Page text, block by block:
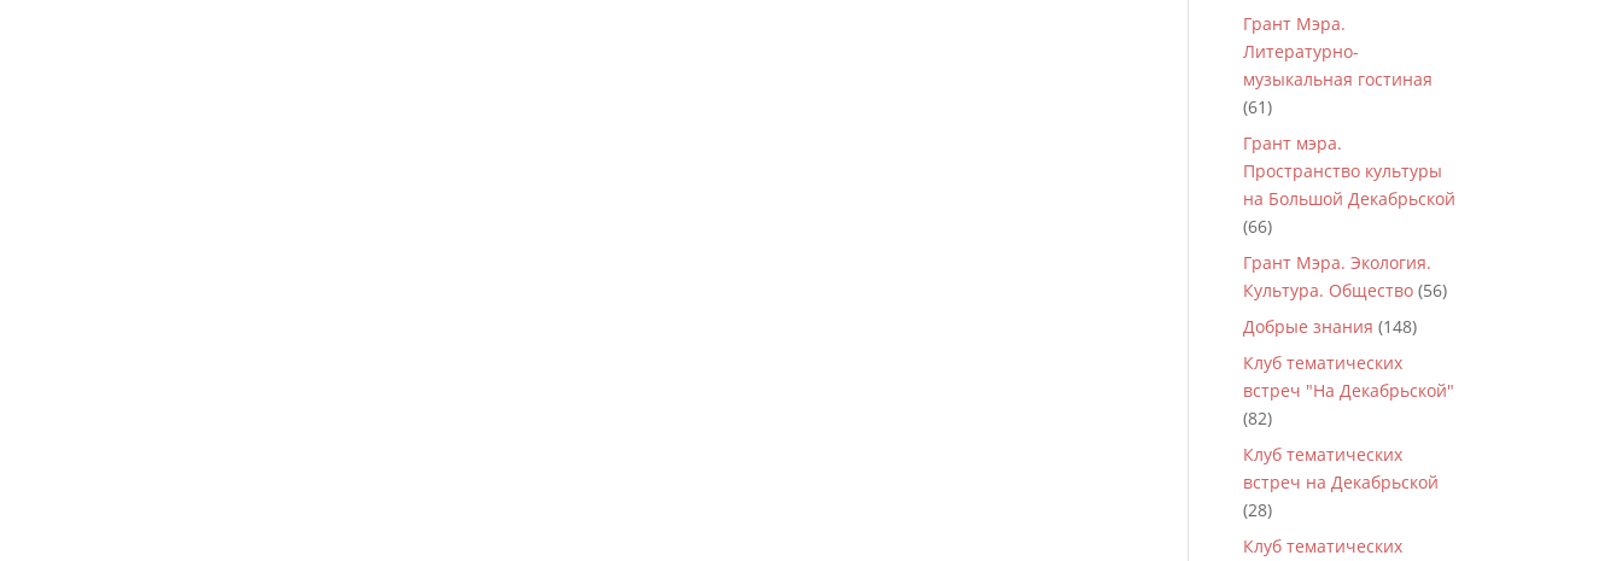
Грант Мэра.
Литературно-
музыкальная гостиная
(61)
Грант мэра.
Пространство культуры
на Большой Декабрьской
(66)
Грант Мэра. Экология.
Культура. Общество (56)
Добрые знания (148)
Клуб тематических
встреч "На Декабрьской"
(82)
Клуб тематических
встреч на Декабрьской
(28)
Клуб тематических